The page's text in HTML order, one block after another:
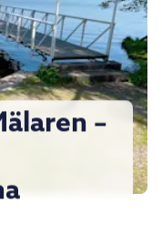
–